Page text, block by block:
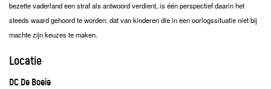
bezette vaderland een straf als antwoord verdient, is één perspectief daarin het
steeds waard gehoord te worden: dat van kinderen die in een oorlogssituatie niet bij
machte zijn keuzes te maken.
Locatie
DC De Boeie